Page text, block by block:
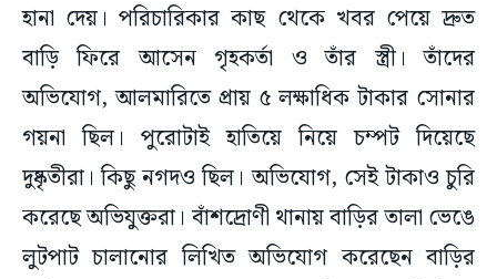
হানা দেয়। পরিচারিকার কাছ থেকে খবর পেয়ে দ্রুত
বাড়ি ফিরে আসেন গৃহকর্তা ও তাঁর স্ত্রী। তাঁদের
অভিযোগ, আলমারিতে প্রায় ৫ লক্ষাধিক টাকার সোনার
গয়না ছিল। পুরোটাই হাতিয়ে নিয়ে চম্পট দিয়েছে
দুষ্কৃতীরা। কিছু নগদও ছিল। অভিযোগ, সেই টাকাও চুরি
করেছে অভিযুক্তরা। বাঁশদ্রোণী থানায় বাড়ির তালা ভেঙে
লুটপাট চালানোর লিখিত অভিযোগ করেছেন বাড়ির